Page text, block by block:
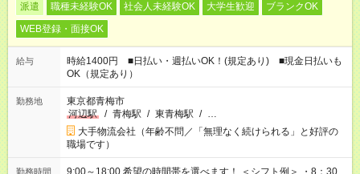
派遣 職種未経験OK 社会人未経験OK 大学生歓迎
ブランクOK
WEB登録・面接OK
給与
時給1400円 ■日払い・週払いOK！(規定あり) ■現金日払いも
OK（規定あり）
勤務地
東京都青梅市
河辺駅
/ 青梅駅 / 東青梅駅 / …
大手物流会社（年齢不問／「無理なく続けられる」と好評の
職場です）
勤務時間
9:00～18:00 希望の時間帯を選べます！ ＜シフト例＞ ・8：30